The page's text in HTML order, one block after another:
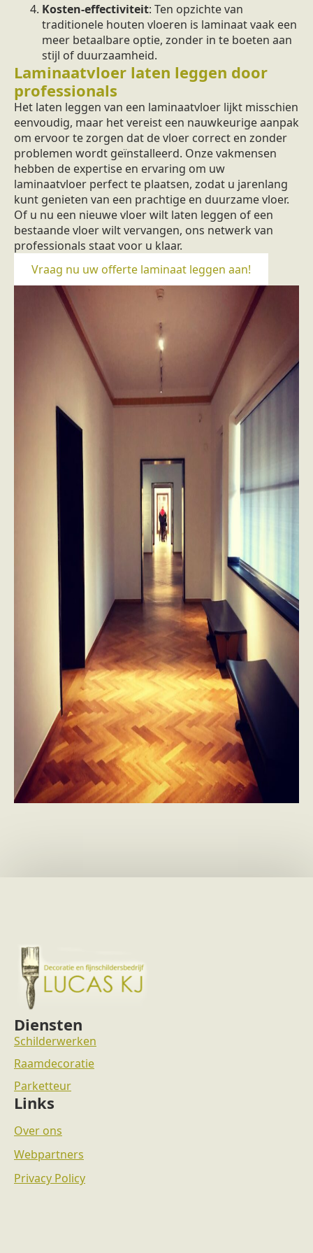
Kosten-effectiviteit: Ten opzichte van
traditionele houten vloeren is laminaat vaak een
meer betaalbare optie, zonder in te boeten aan
stijl of duurzaamheid.
Laminaatvloer laten leggen door
professionals
Het laten leggen van een laminaatvloer lijkt misschien
eenvoudig, maar het vereist een nauwkeurige aanpak
om ervoor te zorgen dat de vloer correct en zonder
problemen wordt geïnstalleerd. Onze vakmensen
hebben de expertise en ervaring om uw
laminaatvloer perfect te plaatsen, zodat u jarenlang
kunt genieten van een prachtige en duurzame vloer.
Of u nu een nieuwe vloer wilt laten leggen of een
bestaande vloer wilt vervangen, ons netwerk van
professionals staat voor u klaar.
Vraag nu uw offerte laminaat leggen aan!
Diensten
Schilderwerken
Raamdecoratie
Parketteur
Links
Over ons
Webpartners
Privacy Policy